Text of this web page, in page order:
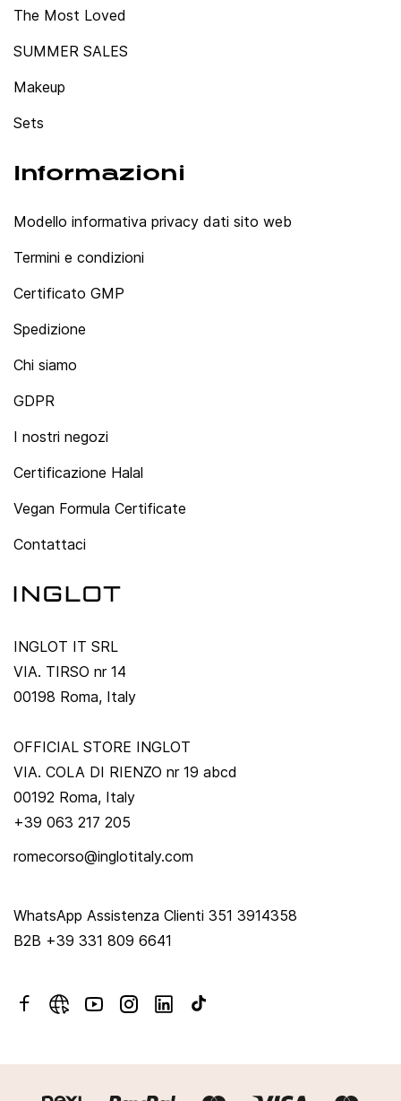
The Most Loved
SUMMER SALES
Makeup
Sets
Informazioni
Modello informativa privacy dati sito web
Termini e condizioni
Certificato GMP
Spedizione
Chi siamo
GDPR
I nostri negozi
Certificazione Halal
Vegan Formula Certificate
Contattaci
INGLOT IT SRL
VIA. TIRSO nr 14
00198 Roma, Italy
OFFICIAL STORE INGLOT
VIA. COLA DI RIENZO nr 19 abcd
00192 Roma, Italy
+39 063 217 205
romecorso@inglotitaly.com
WhatsApp Assistenza Clienti 351 3914358
B2B +39 331 809 6641